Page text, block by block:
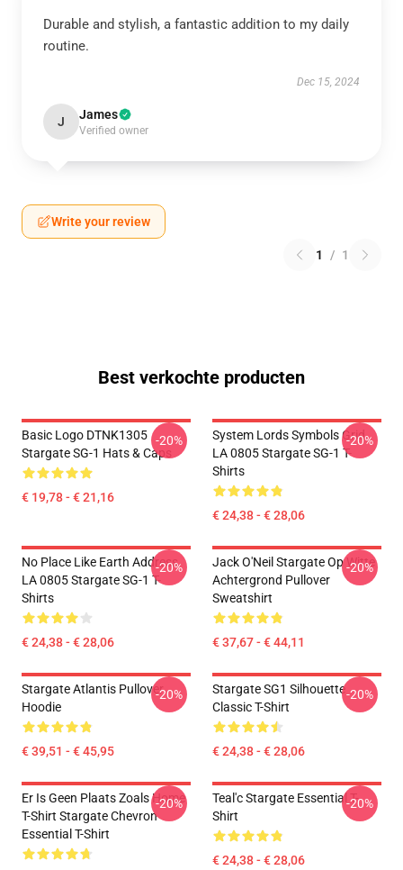
Durable and stylish, a fantastic addition to my daily
routine.
Dec 15, 2024
J James
Verified owner
Write your review
1 / 1
Best verkochte producten
Basic Logo DTNK1305
Stargate SG-1 Hats & Caps
€ 19,78 - € 21,16
-20%
System Lords Symbols Grid
LA 0805 Stargate SG-1 T-
Shirts
€ 24,38 - € 28,06
-20%
No Place Like Earth Address
LA 0805 Stargate SG-1 T-
Shirts
€ 24,38 - € 28,06
-20%
Jack O'Neil Stargate Op Witte
Achtergrond Pullover
Sweatshirt
€ 37,67 - € 44,11
-20%
Stargate Atlantis Pullover
Hoodie
€ 39,51 - € 45,95
-20%
Stargate SG1 Silhouette
Classic T-Shirt
€ 24,38 - € 28,06
-20%
Er Is Geen Plaats Zoals Home
T-Shirt Stargate Chevron
Essential T-Shirt
-20%
Teal'c Stargate Essential T-
Shirt
€ 24,38 - € 28,06
-20%